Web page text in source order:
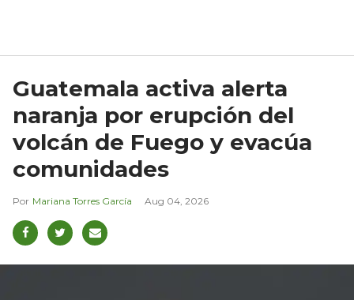
Guatemala activa alerta
naranja por erupción del
volcán de Fuego y evacúa
comunidades
Mariana Torres García Aug 04, 2026